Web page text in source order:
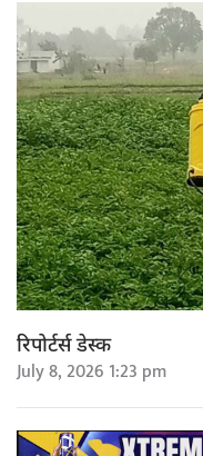
रिपोर्टर्स डेस्क
July 8, 2026 1:23 pm